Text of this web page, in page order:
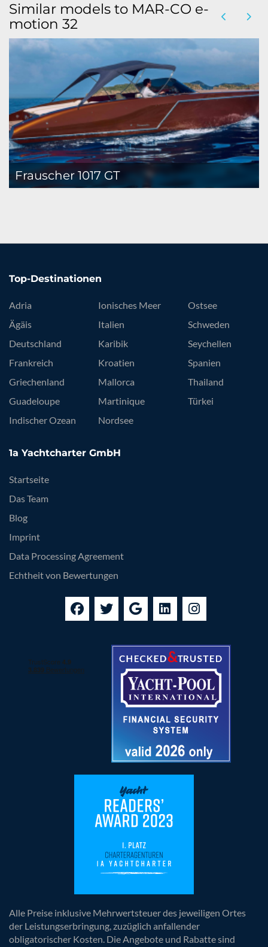
Similar models to MAR-CO e-
motion 32
Frauscher 1017 GT
Top-Destinationen
Adria
Ägäis
Deutschland
Frankreich
Griechenland
Guadeloupe
Indischer Ozean
Ionisches Meer
Italien
Karibik
Kroatien
Mallorca
Martinique
Nordsee
Ostsee
Schweden
Seychellen
Spanien
Thailand
Türkei
1a Yachtcharter GmbH
Startseite
Das Team
Blog
Imprint
Data Processing Agreement
Echtheit von Bewertungen
Alle Preise inklusive Mehrwertsteuer des jeweiligen Ortes
der Leistungserbringung, zuzüglich anfallender
obligatorischer Kosten. Die Angebote und Rabatte sind